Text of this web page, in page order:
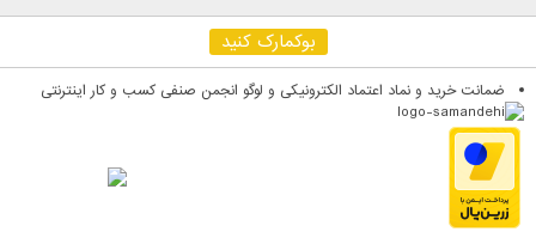
بوکمارک کنید
ضمانت خرید و نماد اعتماد الکترونیکی و لوگو انجمن صنفی کسب و کار اینترنتی